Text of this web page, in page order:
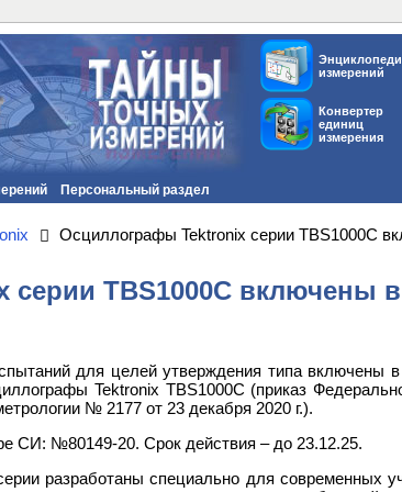
измерений
Конвертер
единиц
измерения
Персональный раздел
Осциллографы Tektronix серии TBS1000C
TBS1000C включены
для целей утверждения типа включены в
Tektronix TBS1000C (приказ
№ 2177 от 23 декабря 2020 г.).
СИ: №80149-20. Срок действия – до 23.12.25.
разработаны специально для современных